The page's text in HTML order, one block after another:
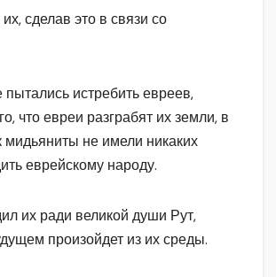
сделав это в связи со
пытались истребить евреев,
что евреи разграбят их земли, в
мидьяниты не имели никаких
еврейскому народу.
их ради великой души Рут,
произойдет из их среды.